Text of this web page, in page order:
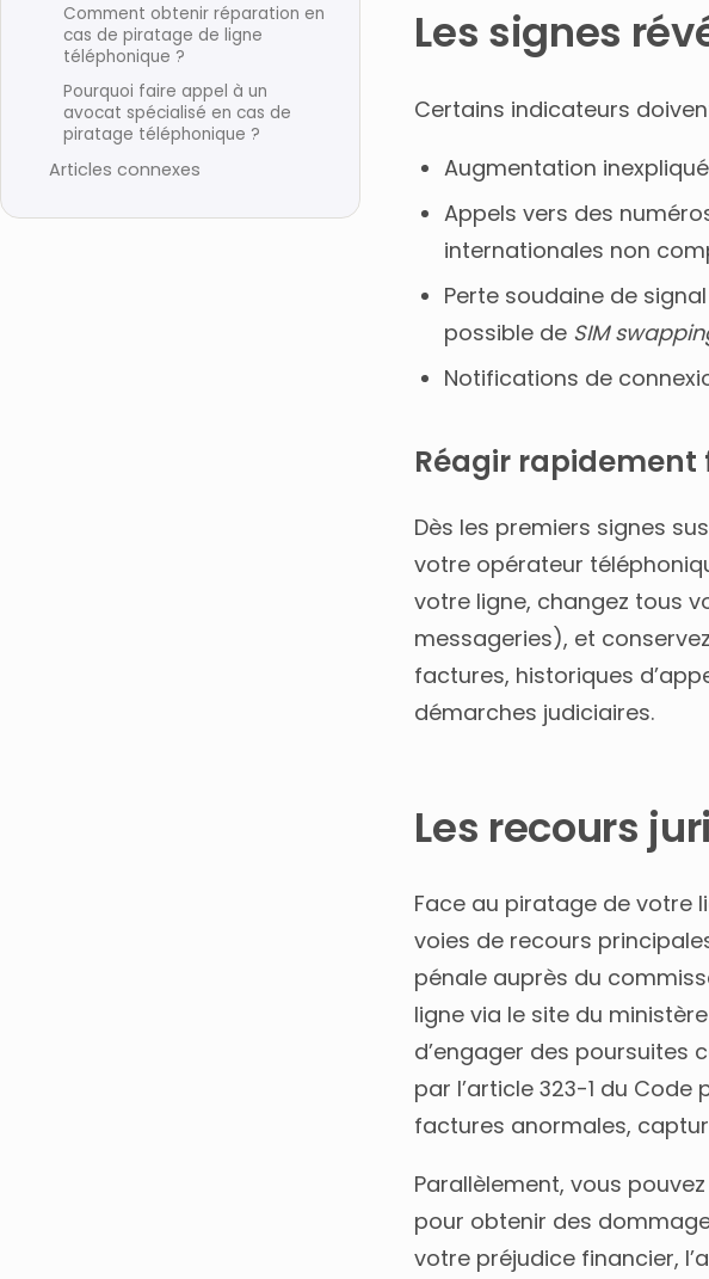
Comment obtenir réparation en
cas de piratage de ligne
téléphonique ?
Pourquoi faire appel à un
avocat spécialisé en cas de
piratage téléphonique ?
Articles connexes
Les signes
Certains indicateurs
Augmentation
Appels vers des
internationales non
Perte soudaine de
possible de SIM
Notifications de
Réagir
Dès les premiers signes
votre opérateur
votre ligne, changez tous
messageries), et
factures, historiques
démarches judiciaires.
Les recours
Face au piratage de votre
voies de recours
pénale auprès du
ligne via le site du
d’engager des poursuites
par l’article 323-1 du Code
factures anormales,
Parallèlement, vous
pour obtenir des
votre préjudice financier,